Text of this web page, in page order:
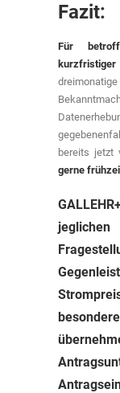
Fazit:
Für
bereits jetzt
gerne